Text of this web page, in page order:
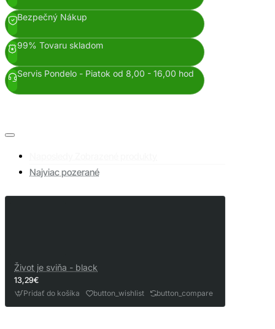
Bezpečný Nákup
99% Tovaru skladom
Servis Pondelo - Piatok od 8,00 - 16,00 hod
Najviac pozerané
Život je sviňa - black
13,29€
Pridať do košíka button_wishlist button_compare